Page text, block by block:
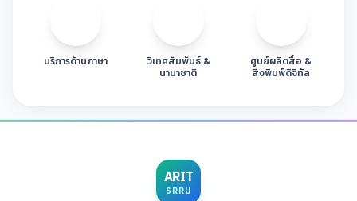
บริการด้านภาษา
วิเทศสัมพันธ์ &
นานาชาติ
ศูนย์ผลิตสื่อ &
สิ่งพิมพ์ดิจิทัล
ARIT
SRRU